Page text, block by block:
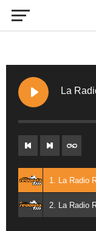
La
1. La Radio
2. La Radio